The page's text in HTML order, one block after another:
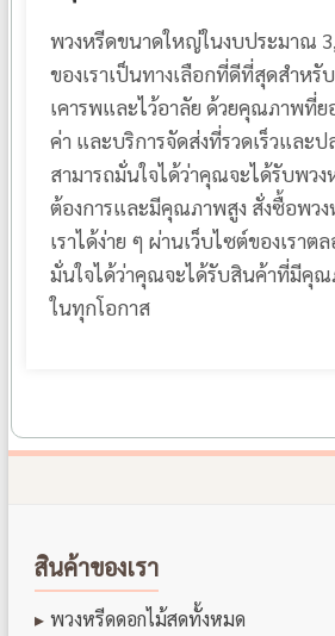
พวงหรีดขนาดใหญ่ในงบประมาณ
ของเราเป็นทางเลือกที่ดีที่สุดสำหรั
เคารพและไว้อาลัย ด้วยคุณภาพที่ย
ค่า และบริการจัดส่งที่รวดเร็วและ
สามารถมั่นใจได้ว่าคุณจะได้รับพวง
ต้องการและมีคุณภาพสูง สั่งซื้อพว
เราได้ง่าย ๆ ผ่านเว็บไซต์ของเราต
มั่นใจได้ว่าคุณจะได้รับสินค้าที่มีคุณ
ในทุกโอกาส
สินค้าของเรา
พวงหรีดดอกไม้สดทั้งหมด